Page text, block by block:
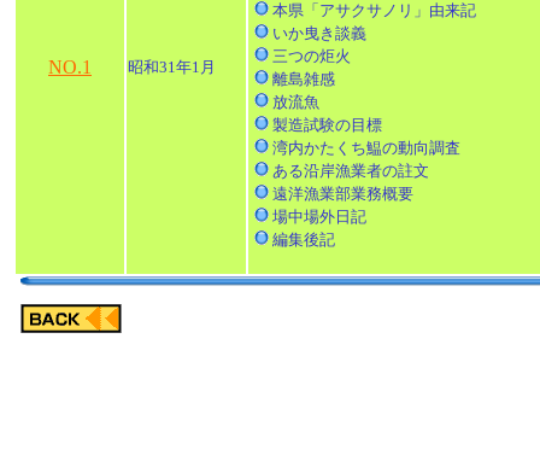
NO.1 昭和31年1月
本県「アサクサノリ」由来記
いか曳き談義
三つの炬火
離島雑感
放流魚
製造試験の目標
湾内かたくち鰛の動向調査
ある沿岸漁業者の註文
遠洋漁業部業務概要
場中場外日記
編集後記